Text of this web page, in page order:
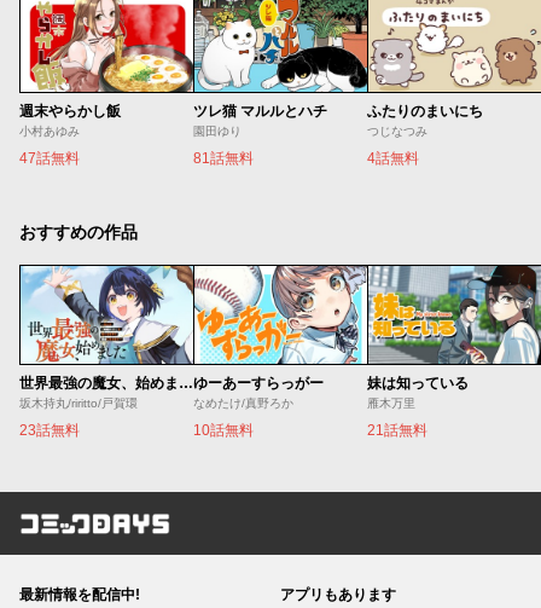
週末やらかし飯
小村あゆみ
47話無料
ツレ猫 マルルとハチ
園田ゆり
81話無料
ふたりのまいにち
つじなつみ
4話無料
おすすめの作品
世界最強の魔女、始めました ～私だけ『攻略サイト』を見れる世界で自由に生きます～
坂木持丸/riritto/戸賀環
23話無料
ゆーあーすらっがー
なめたけ/真野ろか
10話無料
妹は知っている
雁木万里
21話無料
コミックDAYS
最新情報を配信中! アプリもあります